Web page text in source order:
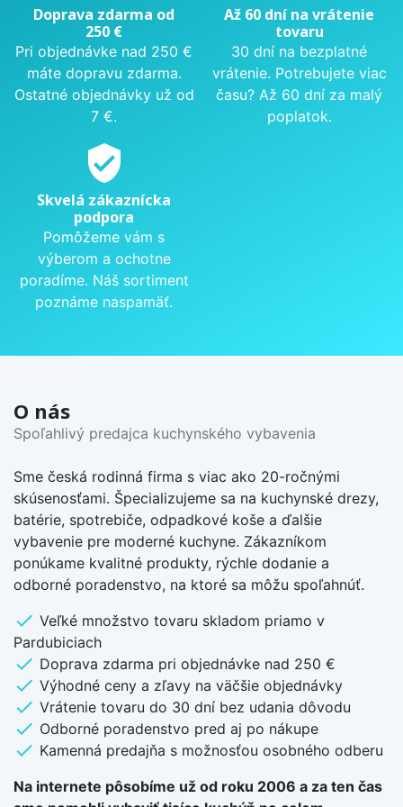
Doprava zdarma od
250 €
Pri objednávke nad 250 €
máte dopravu zdarma.
Ostatné objednávky už od
7 €.
Až 60 dní na vrátenie
tovaru
30 dní na bezplatné
vrátenie. Potrebujete viac
času? Až 60 dní za malý
poplatok.
verified_user
Skvelá zákaznícka
podpora
Pomôžeme vám s
výberom a ochotne
poradíme. Náš sortiment
poznáme naspamäť.
O nás
Spoľahlivý predajca kuchynského vybavenia
Sme česká rodinná firma s viac ako 20-ročnými
skúsenosťami. Špecializujeme sa na kuchynské drezy,
batérie, spotrebiče, odpadkové koše a ďalšie
vybavenie pre moderné kuchyne. Zákazníkom
ponúkame kvalitné produkty, rýchle dodanie a
odborné poradenstvo, na ktoré sa môžu spoľahnúť.
check Veľké množstvo tovaru skladom priamo v
Pardubiciach
check Doprava zdarma pri objednávke nad 250 €
check Výhodné ceny a zľavy na väčšie objednávky
check Vrátenie tovaru do 30 dní bez udania dôvodu
check Odborné poradenstvo pred aj po nákupe
check Kamenná predajňa s možnosťou osobného odberu
Na internete pôsobíme už od roku 2006 a za ten čas